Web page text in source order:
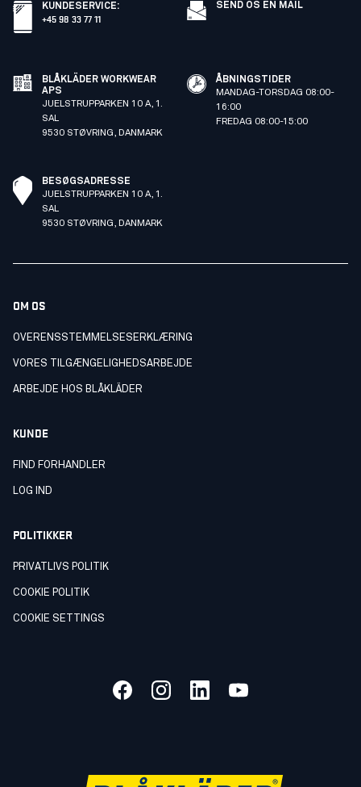
KUNDESERVICE:
+45 98 33 77 11
SEND OS EN MAIL
BLÅKLÄDER WORKWEAR
APS
JUELSTRUPPARKEN 10 A, 1.
SAL
9530 STØVRING, DANMARK
ÅBNINGSTIDER
MANDAG-TORSDAG 08:00-
16:00
FREDAG 08:00-15:00
BESØGSADRESSE
JUELSTRUPPARKEN 10 A, 1.
SAL
9530 STØVRING, DANMARK
OM OS
OVERENSSTEMMELSESERKLÆRING
VORES TILGÆNGELIGHEDSARBEJDE
ARBEJDE HOS BLÅKLÄDER
KUNDE
FIND FORHANDLER
LOG IND
POLITIKKER
PRIVATLIVS POLITIK
COOKIE POLITIK
COOKIE SETTINGS